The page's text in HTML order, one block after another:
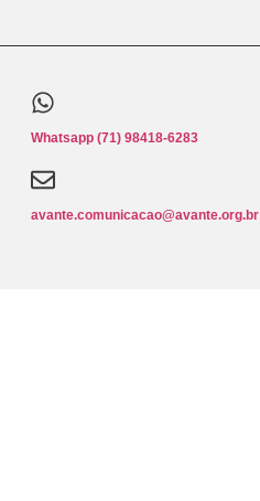
Whatsapp (71) 98418-6283
avante.comunicacao@avante.org.br